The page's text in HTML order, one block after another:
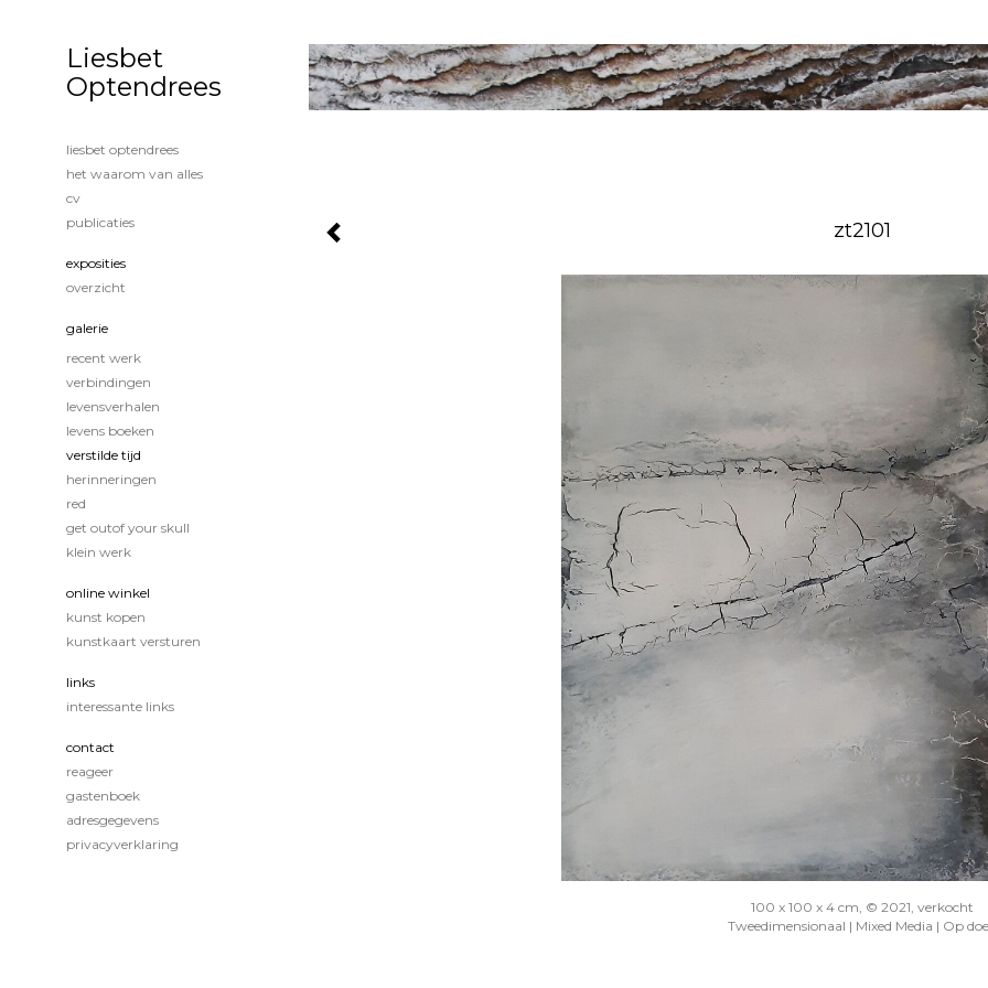
zt2101
100 x 100 x 4 cm, © 2021, verkocht
Tweedimensionaal | Mixed Media | Op
Liesbet
Optendrees
liesbet optendrees
het waarom van alles
cv
publicaties
exposities
overzicht
galerie
recent werk
verbindingen
levensverhalen
levens boeken
verstilde tijd
herinneringen
red
get outof your skull
klein werk
online winkel
kunst kopen
kunstkaart versturen
links
interessante links
contact
reageer
gastenboek
adresgegevens
privacyverklaring